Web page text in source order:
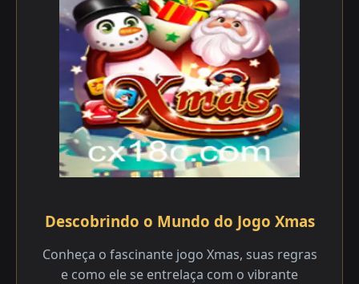
Descobrindo o Mundo do Jogo Xmas
Conheça o fascinante jogo Xmas, suas regras
e como ele se entrelaça com o vibrante